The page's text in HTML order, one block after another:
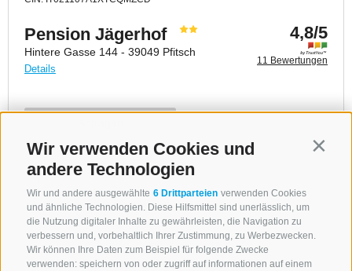
Wir verwenden Cookies und
andere Technologien
Wir und andere ausgewählte 6 Drittparteien verwenden Cookies
und ähnliche Technologien. Diese Hilfsmittel sind unerlässlich, um
die Nutzung digitaler Inhalte zu gewährleisten, die Navigation zu
verbessern und, vorbehaltlich Ihrer Zustimmung, zu Werbezwecken.
Wir können Ihre Daten zum Beispiel für folgende Zwecke
verwenden: speichern von oder zugriff auf informationen auf einem